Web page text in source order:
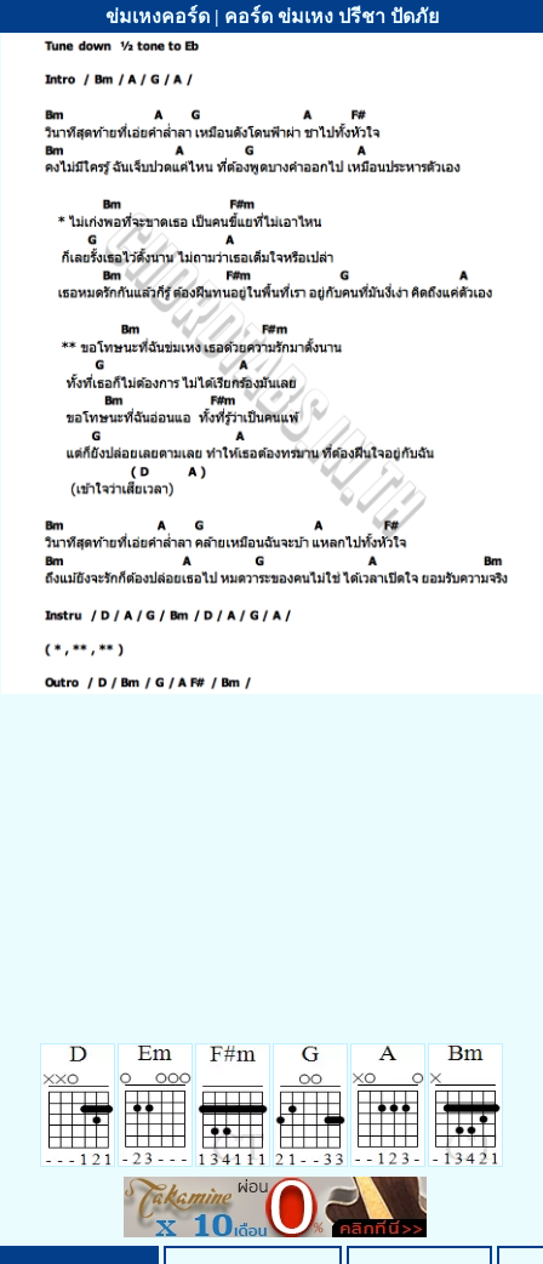
ข่มเหงคอร์ด | คอร์ด ข่มเหง ปรีชา ปัดภัย